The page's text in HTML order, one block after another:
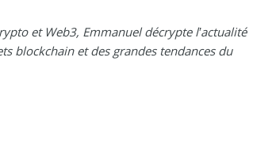
et Web3, Emmanuel décrypte l’actualité
blockchain et des grandes tendances du